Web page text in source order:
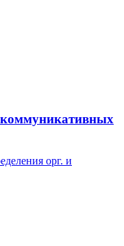
коммуникативных
орг. и